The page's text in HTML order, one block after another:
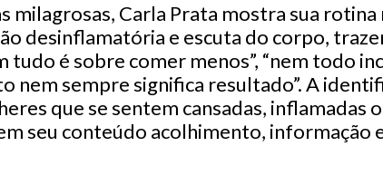
milagrosas, Carla Prata mostra sua rotina
desinflamatória e escuta do corpo,
é sobre comer menos”, “nem todo
nem sempre significa resultado”. A
que se sentem cansadas, inflamadas
seu conteúdo acolhimento, informação